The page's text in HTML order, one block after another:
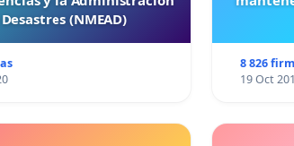
(NMEAD)
8 826
19 Oct